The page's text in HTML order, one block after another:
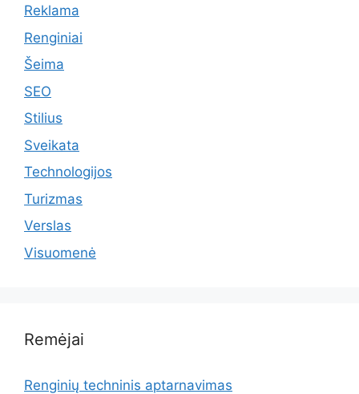
Reklama
Renginiai
Šeima
SEO
Stilius
Sveikata
Technologijos
Turizmas
Verslas
Visuomenė
Remėjai
Renginių techninis aptarnavimas